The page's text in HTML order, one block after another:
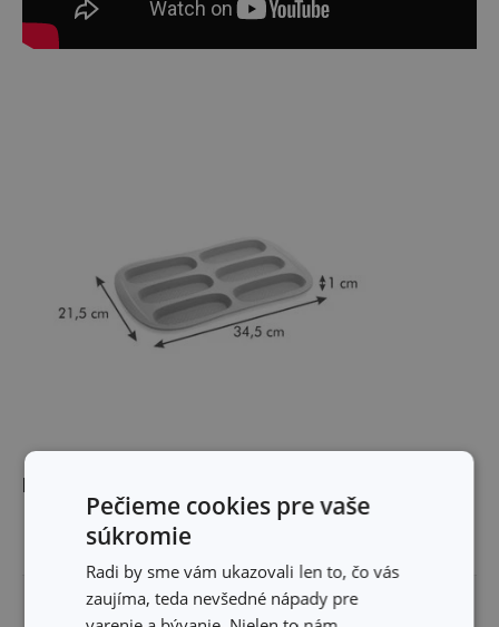
Rozmery
ŠÍRKA PRODUKTU (CM)
VÝŠKA PRODUKTU (CM)
Pečieme cookies pre vaše
súkromie
Radi by sme vám ukazovali len to, čo vás
zaujíma, teda nevšedné nápady pre